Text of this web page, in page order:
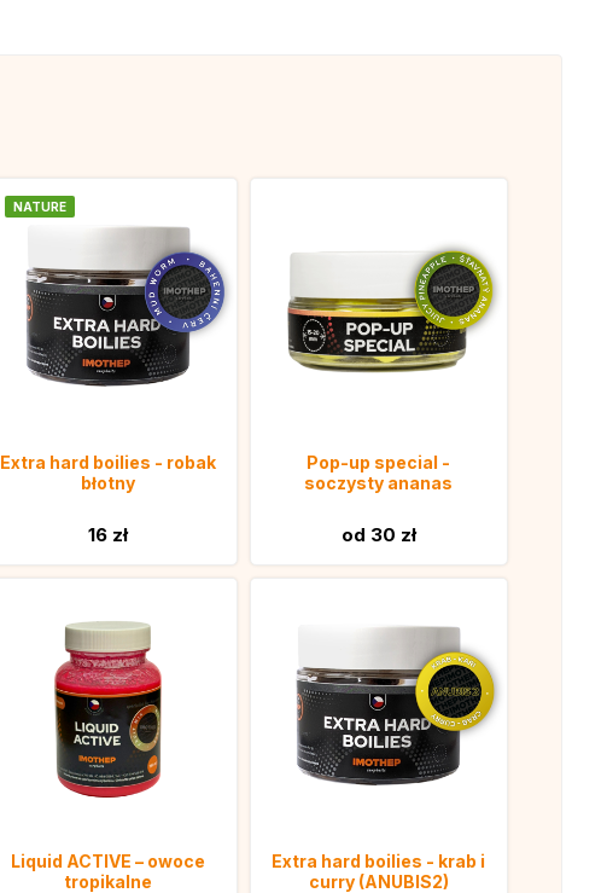
NATURE
Extra hard boilies - robak
błotny
16 zł
Pop-up special -
soczysty ananas
od 30 zł
Liquid ACTIVE – owoce
tropikalne
Extra hard boilies - krab i
curry (ANUBIS2)